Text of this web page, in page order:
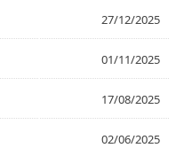
27/12/2025
01/11/2025
17/08/2025
02/06/2025